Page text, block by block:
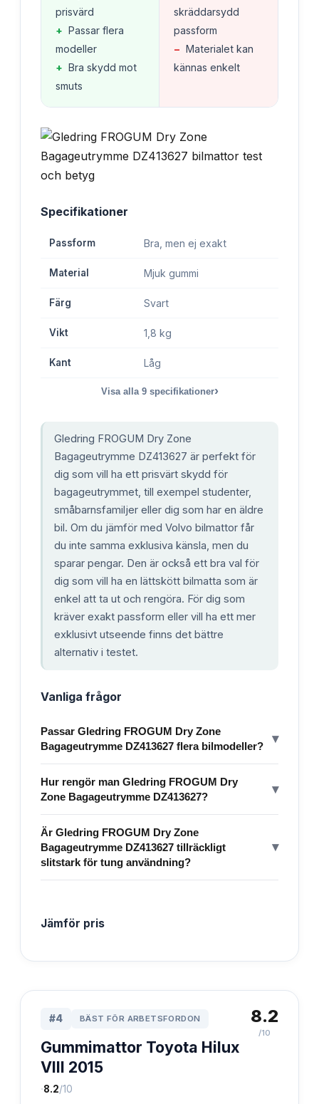
prisvärd
+ Passar flera
modeller
+ Bra skydd mot
smuts
skräddarsydd
passform
− Materialet kan
kännas enkelt
Specifikationer
Passform Bra, men ej exakt
Material Mjuk gummi
Färg Svart
Vikt 1,8 kg
Kant Låg
Visa alla 9specifikationer›
Gledring FROGUM Dry Zone
Bagageutrymme DZ413627 är perfekt för
dig som vill ha ett prisvärt skydd för
bagageutrymmet, till exempel studenter,
småbarnsfamiljer eller dig som har en äldre
bil. Om du jämför med Volvo bilmattor får
du inte samma exklusiva känsla, men du
sparar pengar. Den är också ett bra val för
dig som vill ha en lättskött bilmatta som är
enkel att ta ut och rengöra. För dig som
kräver exakt passform eller vill ha ett mer
exklusivt utseende finns det bättre
alternativ i testet.
Vanliga frågor
Passar Gledring FROGUM Dry Zone
Bagageutrymme DZ413627 flera bilmodeller?
▾
Hur rengör man Gledring FROGUM Dry
Zone Bagageutrymme DZ413627?
▾
Är Gledring FROGUM Dry Zone
Bagageutrymme DZ413627 tillräckligt
slitstark för tung användning?
▾
Jämför pris
#4 BÄST FÖR ARBETSFORDON
Gummimattor Toyota Hilux
VIII 2015
·8.2/10
8.2
/10